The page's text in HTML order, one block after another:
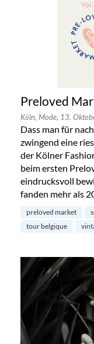
Preloved
Köln, Mode, 13.
Dass man für
zwingend eine
der Kölner
beim ersten
eindrucksvoll
fanden mehr als
preloved market
tour belgique